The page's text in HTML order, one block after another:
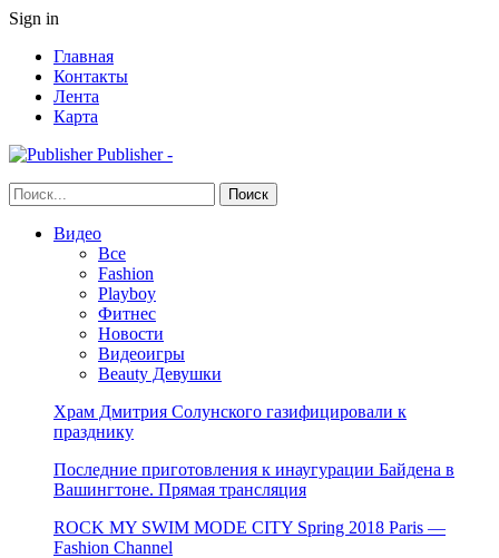
Sign in
Главная
Контакты
Лента
Карта
Publisher -
Видео
Все
Fashion
Playboy
Фитнес
Новости
Видеоигры
Beauty Девушки
Храм Дмитрия Солунского газифицировали к
празднику
Последние приготовления к инаугурации Байдена в
Вашингтоне. Прямая трансляция
ROCK MY SWIM MODE CITY Spring 2018 Paris —
Fashion Channel